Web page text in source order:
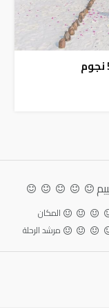
المكان
مرشد الرحلة